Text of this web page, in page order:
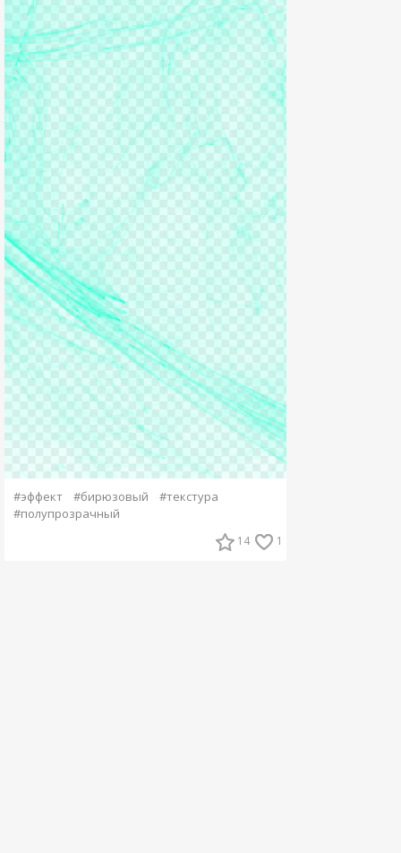
#эффект #бирюзовый
#текстура
#полупрозрачный
14 1